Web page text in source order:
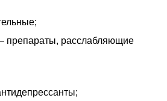
препараты, расслабляющие